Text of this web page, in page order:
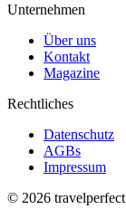
Unternehmen
Über uns
Kontakt
Magazine
Rechtliches
Datenschutz
AGBs
Impressum
© 2026